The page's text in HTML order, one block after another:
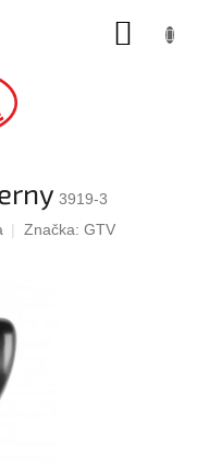
3919-3
Značka: GTV